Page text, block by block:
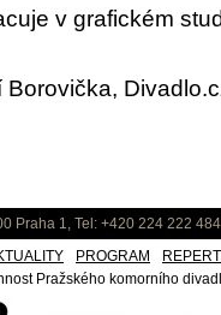
v grafickém
Borovička,
Praha 1, Tel: +420 224 222
PROGRAM
Pražského komorního